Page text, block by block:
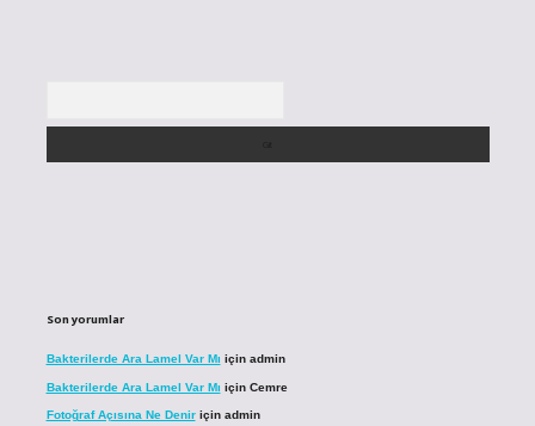
Son yorumlar
Bakterilerde Ara Lamel Var Mı için admin
Bakterilerde Ara Lamel Var Mı için Cemre
Fotoğraf Açısına Ne Deniriçin admin